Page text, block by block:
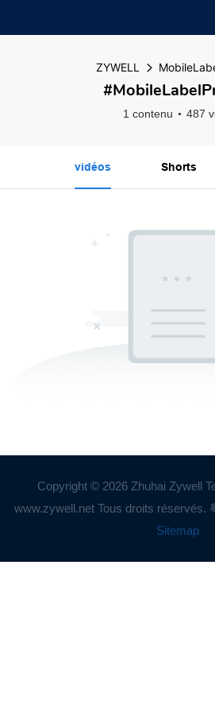
ZYWELL
1 contenu 487
vidéos Shorts
Copyright © 2026 Zhuhai Zywell
www.zywell.net Tous droits réservés.
Sitemap